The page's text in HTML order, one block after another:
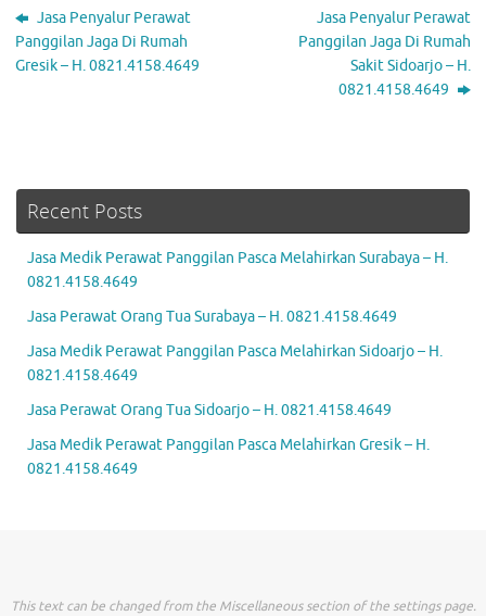
Jasa Penyalur Perawat
Panggilan Jaga Di Rumah
Gresik – H. 0821.4158.4649
Jasa Penyalur Perawat
Panggilan Jaga Di Rumah
Sakit Sidoarjo – H.
0821.4158.4649
Recent Posts
Jasa Medik Perawat Panggilan Pasca Melahirkan Surabaya – H.
0821.4158.4649
Jasa Perawat Orang Tua Surabaya – H. 0821.4158.4649
Jasa Medik Perawat Panggilan Pasca Melahirkan Sidoarjo – H.
0821.4158.4649
Jasa Perawat Orang Tua Sidoarjo – H. 0821.4158.4649
Jasa Medik Perawat Panggilan Pasca Melahirkan Gresik – H.
0821.4158.4649
This text can be changed from the Miscellaneous section of the settings page.